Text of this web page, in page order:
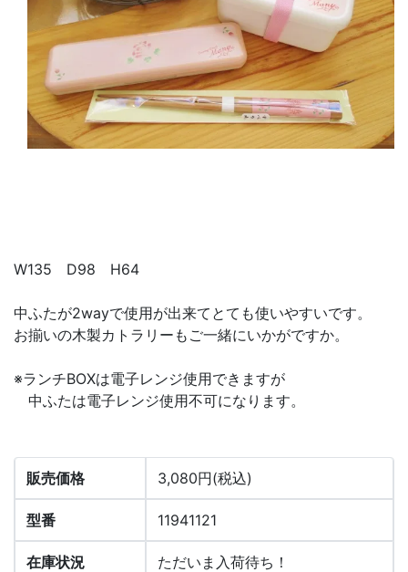
W135 D98 H64
中ふたが2wayで使用が出来てとても使いやすいです。
お揃いの木製カトラリーもご一緒にいかがですか。
※ランチBOXは電子レンジ使用できますが
中ふたは電子レンジ使用不可になります。
販売価格 3,080円(税込)
型番 11941121
在庫状況 ただいま入荷待ち！